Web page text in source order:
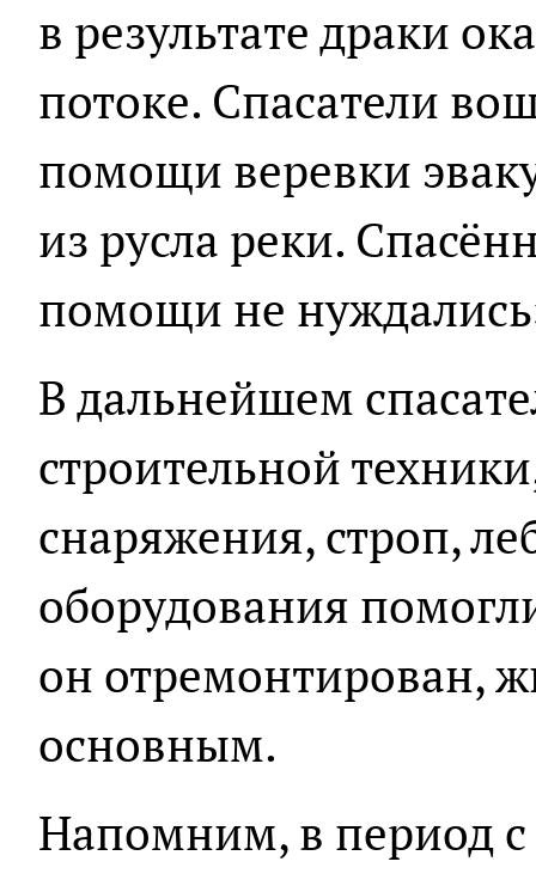
в результате драки
потоке. Спасатели
помощи веревки
из русла реки.
помощи не
В дальнейшем
строительной
снаряжения, строп,
оборудования
он отремонтирован,
основным.
Напомним, в период